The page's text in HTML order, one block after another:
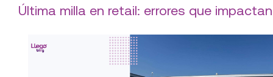
Última milla en retail: errores que